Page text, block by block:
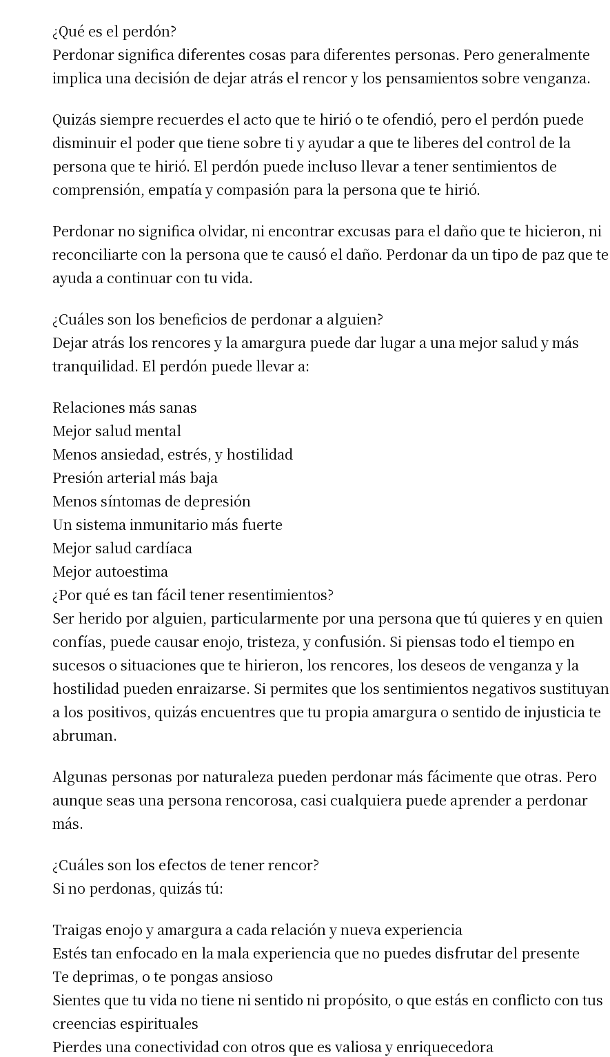
Dirección de correo electrónico*
Número de teléfono
¿Qué es el perdón?
Perdonar significa diferentes cosas para diferentes personas. Pero generalmente
implica una decisión de dejar atrás el rencor y los pensamientos sobre venganza.
Quizás siempre recuerdes el acto que te hirió o te ofendió, pero el perdón puede
disminuir el poder que tiene sobre ti y ayudar a que te liberes del control de la
persona que te hirió. El perdón puede incluso llevar a tener sentimientos de
comprensión, empatía y compasión para la persona que te hirió.
Perdonar no significa olvidar, ni encontrar excusas para el daño que te hicieron, ni
reconciliarte con la persona que te causó el daño. Perdonar da un tipo de paz que te
ayuda a continuar con tu vida.
¿Cuáles son los beneficios de perdonar a alguien?
Dejar atrás los rencores y la amargura puede dar lugar a una mejor salud y más
tranquilidad. El perdón puede llevar a:
Relaciones más sanas
Mejor salud mental
Menos ansiedad, estrés, y hostilidad
Presión arterial más baja
Menos síntomas de depresión
Un sistema inmunitario más fuerte
Mejor salud cardíaca
Mejor autoestima
¿Por qué es tan fácil tener resentimientos?
Ser herido por alguien, particularmente por una persona que tú quieres y en quien
confías, puede causar enojo, tristeza, y confusión. Si piensas todo el tiempo en
sucesos o situaciones que te hirieron, los rencores, los deseos de venganza y la
hostilidad pueden enraizarse. Si permites que los sentimientos negativos sustituyan
a los positivos, quizás encuentres que tu propia amargura o sentido de injusticia te
abruman.
Algunas personas por naturaleza pueden perdonar más fácimente que otras. Pero
aunque seas una persona rencorosa, casi cualquiera puede aprender a perdonar
más.
¿Cuáles son los efectos de tener rencor?
Si no perdonas, quizás tú:
Traigas enojo y amargura a cada relación y nueva experiencia
Estés tan enfocado en la mala experiencia que no puedes disfrutar del presente
Te deprimas, o te pongas ansioso
Sientes que tu vida no tiene ni sentido ni propósito, o que estás en conflicto con tus
creencias espirituales
Pierdes una conectividad con otros que es valiosa y enriquecedora